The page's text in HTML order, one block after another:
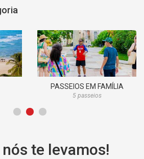
PASSEIOS EM FAMÍLIA
5 passeios
2
nós te levamos!